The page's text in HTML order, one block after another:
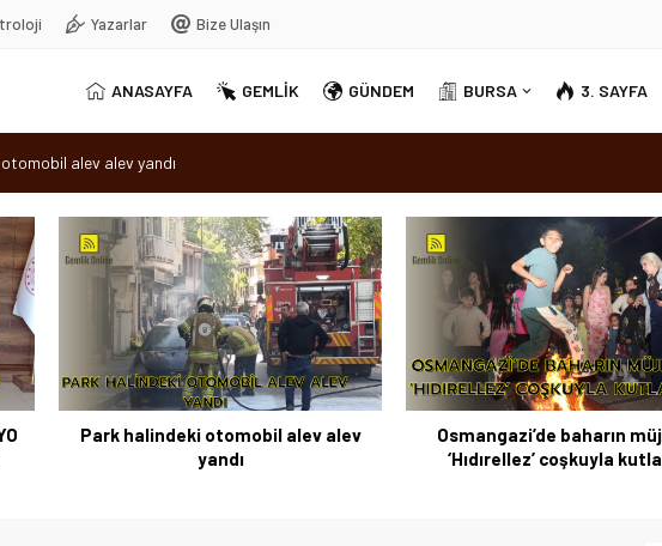
Yazarlar Bize Ulaşın
ANASAYFA GEMLİK GÜNDEM BURSA 3. SAYFA
alev alev yandı
müjdesi ‘Hıdırellez’ coşkuyla kutlandı
evden çıktı, sırra kadem bastı
süreçlerinde “Ortak Akıl” dönemi
Coşkusu
Park halindeki otomobil alev alev
yandı
Osmangazi’de baharın
‘Hıdırellez’ coşkuyla